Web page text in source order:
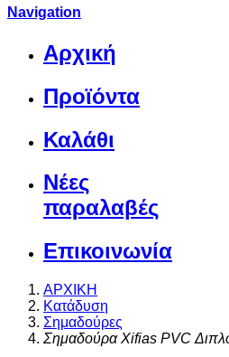
Navigation
Αρχική
Προϊόντα
Καλάθι
Νέες
παραλαβές
Επικοινωνία
ΑΡΧΙΚΗ
Κατάδυση
Σημαδούρες
Σημαδούρα Xifias PVC